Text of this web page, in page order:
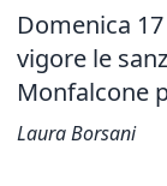
Domenica
vigore le
Monfalcone
Laura Borsani